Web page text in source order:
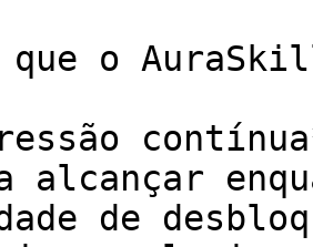
que o
alcançar
de